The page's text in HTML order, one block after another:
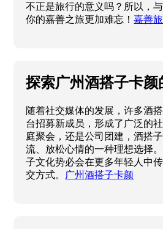
不正是旅行的意义吗？所以，
你的嘉善之旅更加难忘！嘉善
探索广州酒搭子卡颜
随着社交媒体的发展，许多酒
台招募新成员，形成了广泛的
庭聚会，还是公司团建，酒搭
流、放松心情的一种理想选择
子文化势必会在更多年轻人中
交方式。 广州酒搭子卡颜